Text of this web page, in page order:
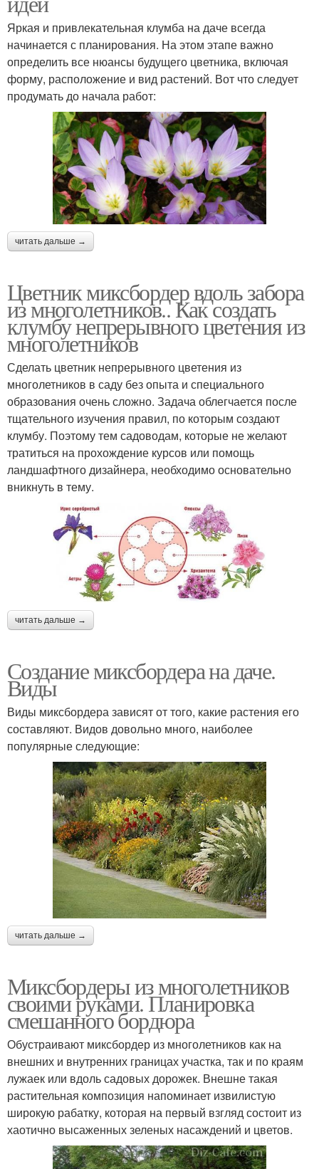
Яркая и привлекательная клумба на даче всегда
начинается с планирования. На этом этапе важно
определить все нюансы будущего цветника, включая
форму, расположение и вид растений. Вот что следует
продумать до начала работ:
читать дальше →
Цветник миксбордер вдоль забора
из многолетников.. Как создать
клумбу непрерывного цветения из
многолетников
Сделать цветник непрерывного цветения из
многолетников в саду без опыта и специального
образования очень сложно. Задача облегчается после
тщательного изучения правил, по которым создают
клумбу. Поэтому тем садоводам, которые не желают
тратиться на прохождение курсов или помощь
ландшафтного дизайнера, необходимо основательно
вникнуть в тему.
читать дальше →
Создание миксбордера на даче.
Виды
Виды миксбордера зависят от того, какие растения его
составляют. Видов довольно много, наиболее
популярные следующие:
читать дальше →
Миксбордеры из многолетников
своими руками. Планировка
смешанного бордюра
Обустраивают миксбордер из многолетников как на
внешних и внутренних границах участка, так и по краям
лужаек или вдоль садовых дорожек. Внешне такая
растительная композиция напоминает извилистую
широкую рабатку, которая на первый взгляд состоит из
хаотично высаженных зеленых насаждений и цветов.